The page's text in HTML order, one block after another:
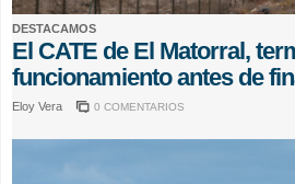
DESTACAMOS
El CATE de El Matorral,
funcionamiento antes de
Eloy Vera 0 COMENTARIOS